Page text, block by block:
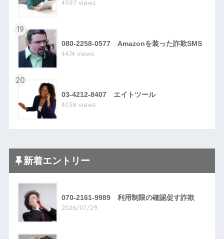
4597 views
19
080-2258-0577 Amazonを装った詐欺SMS
4474 views
20
03-4212-8407 エイトツール
4038 views
新着エントリー
070-2161-9989 利用制限の確認促す詐欺
2026/07/29